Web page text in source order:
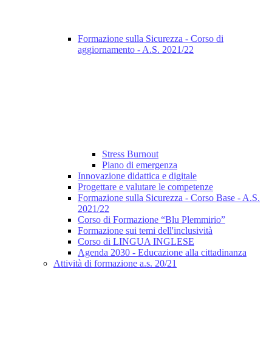
Formazione sulla Sicurezza - Corso di
aggiornamento - A.S. 2021/22
Stress Burnout
Piano di emergenza
Innovazione didattica e digitale
Progettare e valutare le competenze
Formazione sulla Sicurezza - Corso Base - A.S.
2021/22
Corso di Formazione “Blu Plemmirio”
Formazione sui temi dell'inclusività
Corso di LINGUA INGLESE
Agenda 2030 - Educazione alla cittadinanza
Attività di formazione a.s. 20/21